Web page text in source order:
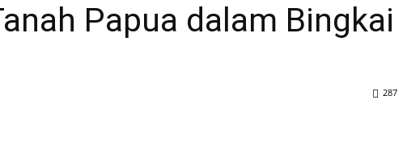
Papua dalam Bingkai
287